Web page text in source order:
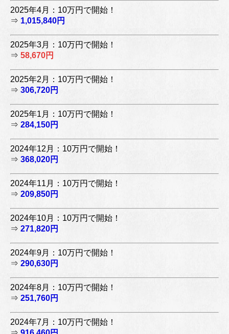
2025年4月：10万円で開始！
⇒ 1,015,840円
2025年3月：10万円で開始！
⇒ 58,670円
2025年2月：10万円で開始！
⇒ 306,720円
2025年1月：10万円で開始！
⇒ 284,150円
2024年12月：10万円で開始！
⇒ 368,020円
2024年11月：10万円で開始！
⇒ 209,850円
2024年10月：10万円で開始！
⇒ 271,820円
2024年9月：10万円で開始！
⇒ 290,630円
2024年8月：10万円で開始！
⇒ 251,760円
2024年7月：10万円で開始！